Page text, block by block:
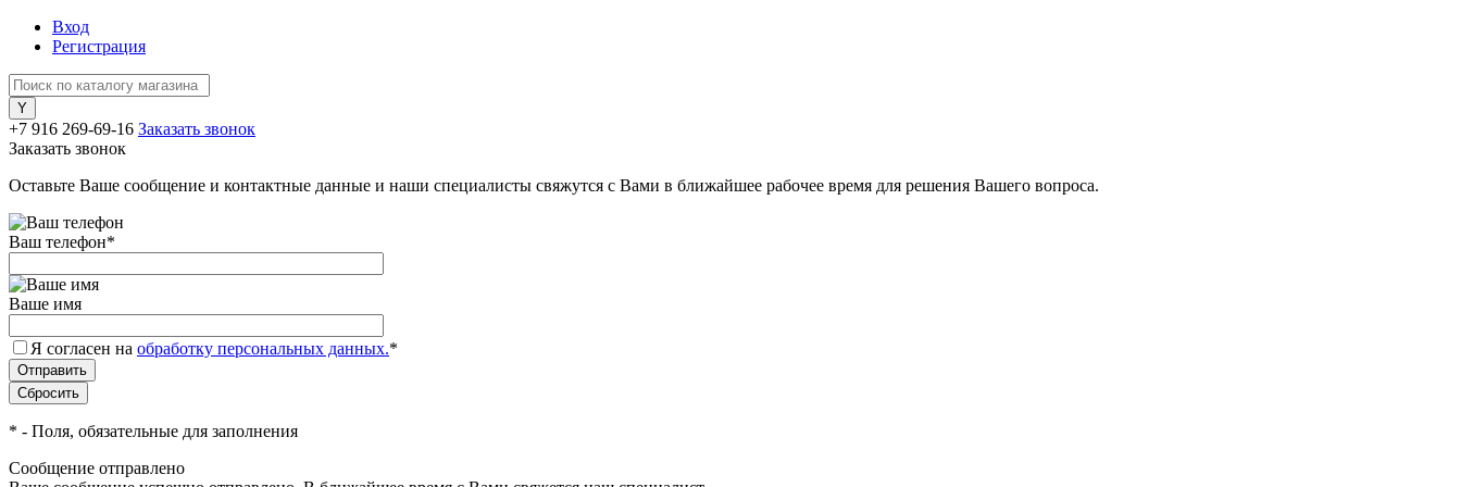
Вход
Регистрация
+7 916 269-69-16 Заказать звонок
Заказать звонок
Оставьте Ваше сообщение и контактные данные и наши специалисты свяжутся с Вами в ближайшее рабочее время для решения Вашего вопроса.
Ваш телефон*
Ваше имя
Я согласен на обработку персональных данных.*
* - Поля, обязательные для заполнения
Сообщение отправлено